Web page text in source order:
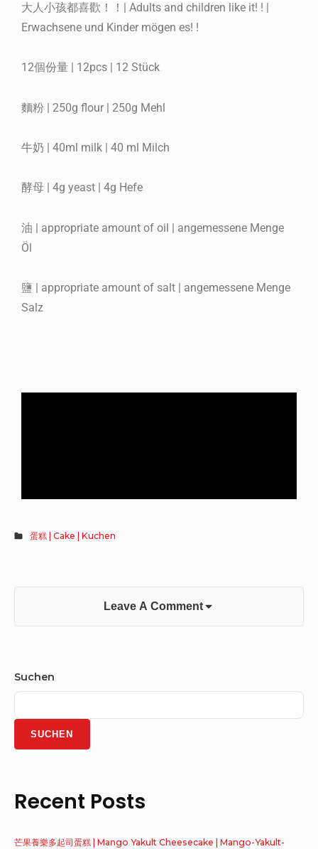
大人小孩都喜歡！！| Adults and children like it! ! |
Erwachsene und Kinder mögen es! !
12個份量 | 12pcs | 12 Stück
麵粉 | 250g flour | 250g Mehl
牛奶 | 40ml milk | 40 ml Milch
酵母 | 4g yeast | 4g Hefe
油 | appropriate amount of oil | angemessene Menge
Öl
鹽 | appropriate amount of salt | angemessene Menge
Salz
蛋糕 | Cake | Kuchen
Leave A Comment
Suchen
SUCHEN
Recent Posts
芒果養樂多起司蛋糕 | Mango Yakult Cheesecake | Mango-Yakult-